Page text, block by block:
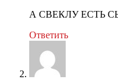
А СВЕКЛУ ЕСТЬ
Ответить